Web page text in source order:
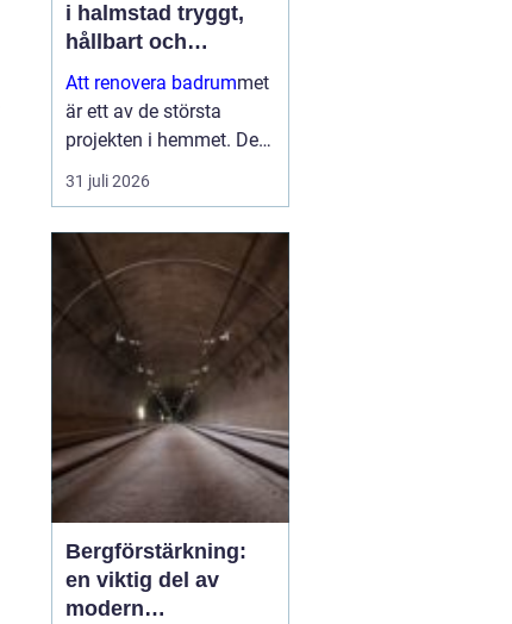
i halmstad tryggt,
hållbart och
genomtänkt
Att renovera badrummet
är ett av de största
projekten i hemmet. Det
påverkar både vardagen,
bostadens värde och
installationerna. När en
bostadsägare planerar
en bad...
31 juli 2026
Bergförstärkning:
en viktig del av
modern